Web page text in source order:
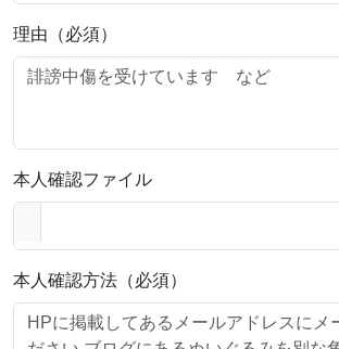
理由（必須）
本人確認ファイル
本人確認方法（必須）